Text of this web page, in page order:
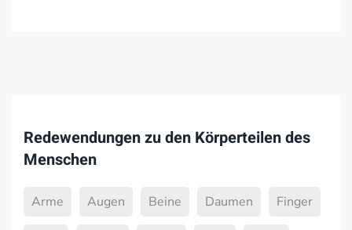
Redewendungen zu den Körperteilen des
Menschen
Arme Augen Beine Daumen Finger